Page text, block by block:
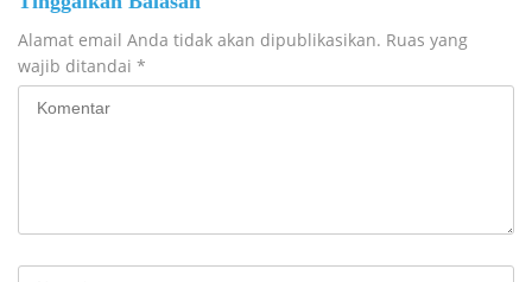
Alamat email Anda tidak akan dipublikasikan. Ruas yang
wajib ditandai *